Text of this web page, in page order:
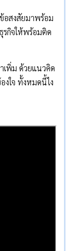
อสงสัยมาพร้อม
รกิจให้พร้อมติด
เพิ่ม ด้วยแนวคิด
งใจ ทั้งหมดนี้ไง